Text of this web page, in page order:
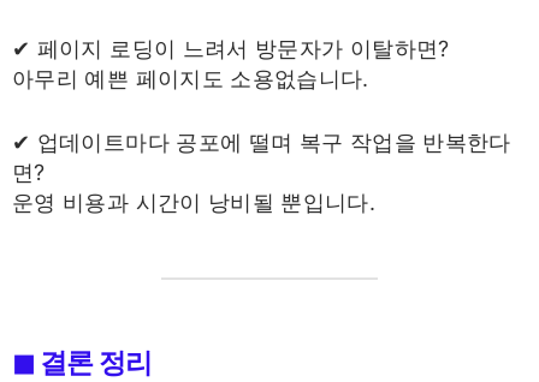
✔ 페이지 로딩이 느려서 방문자가 이탈하면?
아무리 예쁜 페이지도 소용없습니다.
✔ 업데이트마다 공포에 떨며 복구 작업을 반복한다
면?
운영 비용과 시간이 낭비될 뿐입니다.
◼ 결론 정리